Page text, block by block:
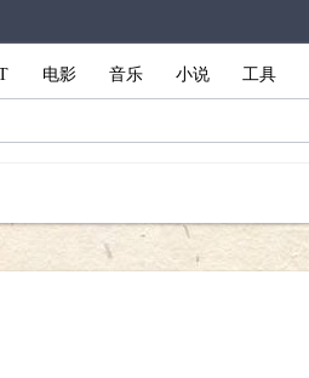
电影 音乐 小说 工具